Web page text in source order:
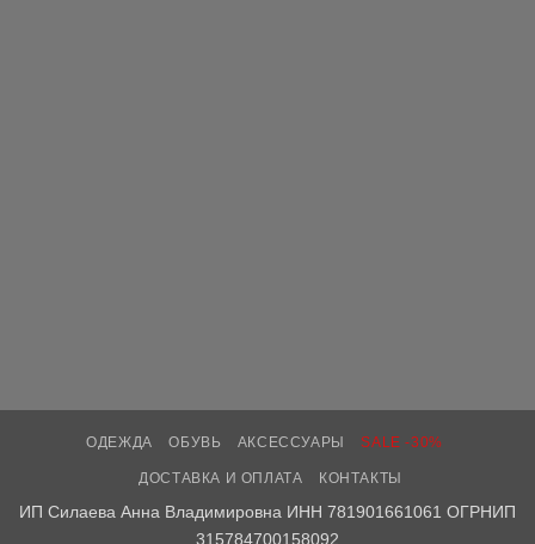
ОДЕЖДА ОБУВЬ АКСЕССУАРЫ SALE -30%
ДОСТАВКА И ОПЛАТА КОНТАКТЫ
ИП Силаева Анна Владимировна ИНН 781901661061 ОГРНИП
315784700158092